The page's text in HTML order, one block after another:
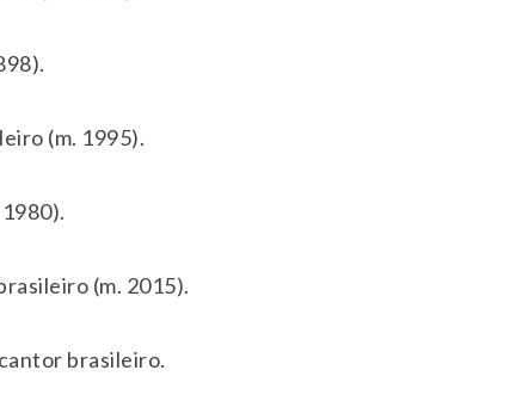
(m. 1995).
(m. 2015).
brasileiro.